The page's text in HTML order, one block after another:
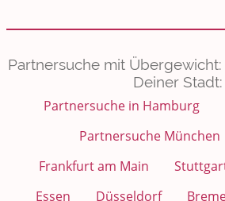
Partnersuche mit
Deiner Stadt:
Partnersuche in Hamburg
Partnersuche München
Frankfurt am Main
Essen
Düsseldorf